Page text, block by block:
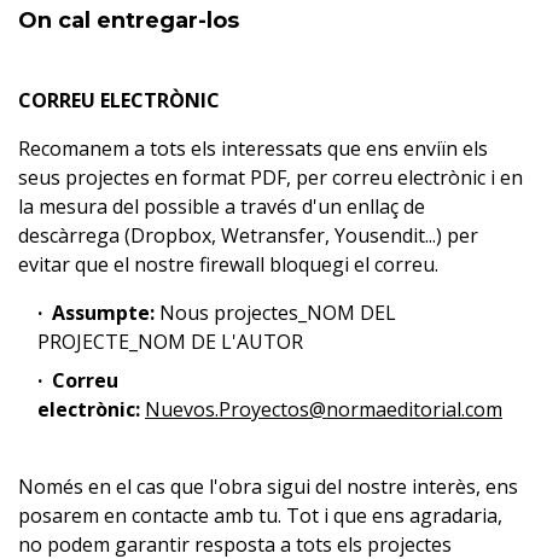
On cal entregar-los
CORREU ELECTRÒNIC
Recomanem a tots els interessats que ens enviïn els
seus projectes en format PDF, per correu electrònic i en
la mesura del possible a través d'un enllaç de
descàrrega (Dropbox, Wetransfer, Yousendit...) per
evitar que el nostre firewall bloquegi el correu.
Assumpte: Nous projectes_NOM DEL
PROJECTE_NOM DE L'AUTOR
Correu
electrònic: Nuevos.Proyectos@normaeditorial.com
Només en el cas que l'obra sigui del nostre interès, ens
posarem en contacte amb tu. Tot i que ens agradaria,
no podem garantir resposta a tots els projectes